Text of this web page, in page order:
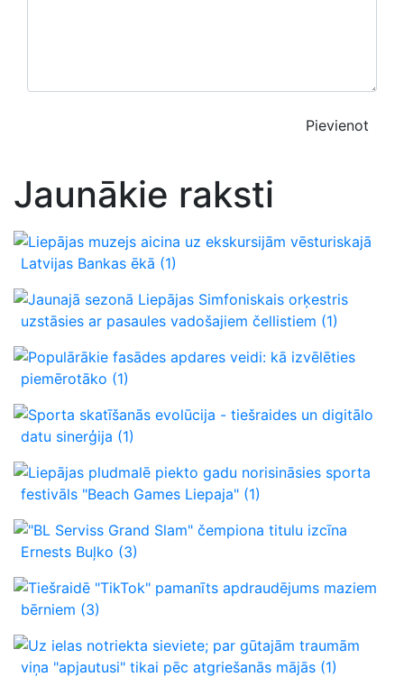
Pievienot
Jaunākie raksti
Liepājas muzejs aicina uz ekskursijām vēsturiskajā
Latvijas Bankas ēkā (1)
Jaunajā sezonā Liepājas Simfoniskais orķestris
uzstāsies ar pasaules vadošajiem čellistiem (1)
Populārākie fasādes apdares veidi: kā izvēlēties
piemērotāko (1)
Sporta skatīšanās evolūcija - tiešraides un digitālo
datu sinerģija (1)
Liepājas pludmalē piekto gadu norisināsies sporta
festivāls "Beach Games Liepaja" (1)
"BL Serviss Grand Slam" čempiona titulu izcīna
Ernests Buļko (3)
Tiešraidē "TikTok" pamanīts apdraudējums maziem
bērniem (3)
Uz ielas notriekta sieviete; par gūtajām traumām
viņa "apjautusi" tikai pēc atgriešanās mājās (1)